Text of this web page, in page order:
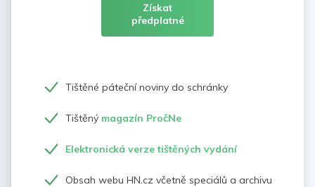
Získat
předplatné
Tištěné páteční noviny do schránky
Tištěný magazín PročNe
Elektronická verze tištěných vydání
Obsah webu HN.cz včetně speciálů a archivu